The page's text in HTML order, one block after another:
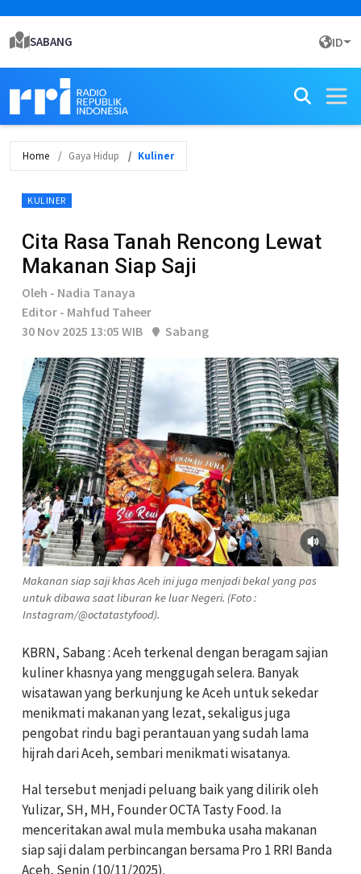
SABANG ID
Home Gaya Hidup Kuliner
KULINER
Cita Rasa Tanah Rencong Lewat
Makanan Siap Saji
Oleh - Nadia Tanaya
Editor - Mahfud Taheer
30 Nov 2025 13:05 WIB
Sabang
Makanan siap saji khas Aceh ini juga menjadi bekal yang pas
untuk dibawa saat liburan ke luar Negeri. (Foto :
Instagram/@octatastyfood).
KBRN, Sabang : Aceh terkenal dengan beragam sajian
kuliner khasnya yang menggugah selera. Banyak
wisatawan yang berkunjung ke Aceh untuk sekedar
menikmati makanan yang lezat, sekaligus juga
pengobat rindu bagi perantauan yang sudah lama
hijrah dari Aceh, sembari menikmati wisatanya.
Hal tersebut menjadi peluang baik yang dilirik oleh
Yulizar, SH, MH, Founder OCTA Tasty Food. Ia
menceritakan awal mula membuka usaha makanan
siap saji dalam perbincangan bersama Pro 1 RRI Banda
Aceh, Senin (10/11/2025).